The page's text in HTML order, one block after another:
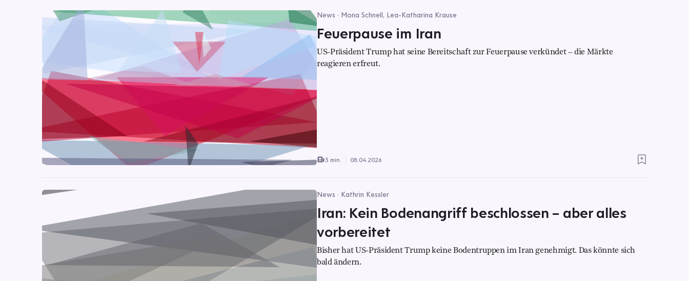
News · Mona Schnell, Lea-Katharina Krause
Feuerpause im Iran
US-Präsident Trump hat seine Bereitschaft zur Feuerpause verkündet – die Märkte
reagieren erfreut.
3 min. 08.04.2026
News · Kathrin Kessler
Iran: Kein Bodenangriff beschlossen – aber alles
vorbereitet
Bisher hat US-Präsident Trump keine Bodentruppen im Iran genehmigt. Das könnte sich
bald ändern.